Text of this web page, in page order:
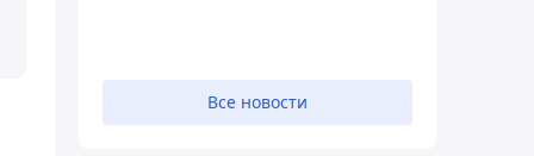
Все новости